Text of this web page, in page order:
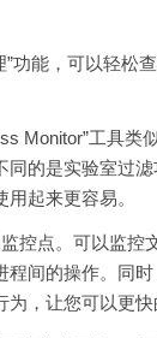
”功能，可以轻松
Monitor”工具类
同的是实验室过
起来更容易。
控点。可以监控
程间的操作。同
，让您可以更快